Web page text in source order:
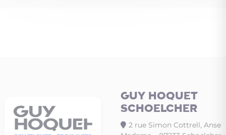
GUY HOQUET
SCHOELCHER
2 rue Simon Cottrell, Anse